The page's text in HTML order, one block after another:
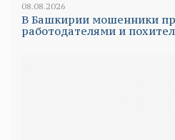
08.08.2026
В Башкирии мошенники
работодателями и